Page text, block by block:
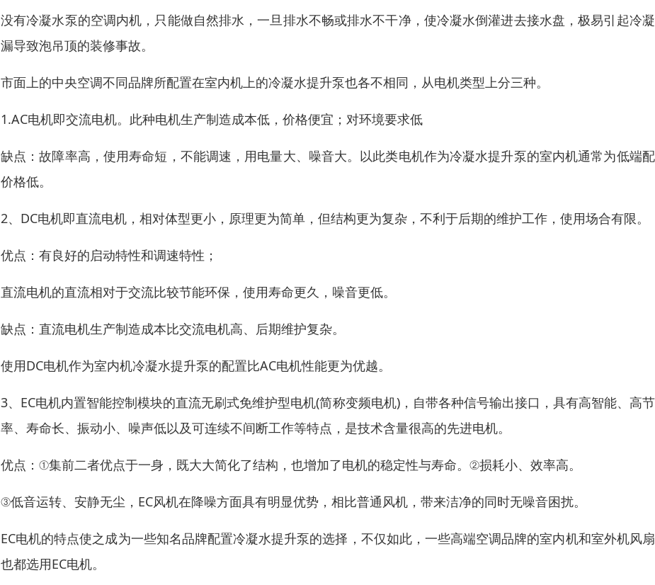
没有冷凝水泵的空调内机，只能做自然排水，一旦排水不畅或排水不干净，使冷凝水倒灌进去接水盘，极易引起冷
漏导致泡吊顶的装修事故。
市面上的中央空调不同品牌所配置在室内机上的冷凝水提升泵也各不相同，从电机类型上分三种。
1.AC电机即交流电机。此种电机生产制造成本低，价格便宜；对环境要求低
缺点：故障率高，使用寿命短，不能调速，用电量大、噪音大。以此类电机作为冷凝水提升泵的室内机通常为低端
价格低。
2、DC电机即直流电机，相对体型更小，原理更为简单，但结构更为复杂，不利于后期的维护工作，使用场合有限。
优点：有良好的启动特性和调速特性；
直流电机的直流相对于交流比较节能环保，使用寿命更久，噪音更低。
缺点：直流电机生产制造成本比交流电机高、后期维护复杂。
使用DC电机作为室内机冷凝水提升泵的配置比AC电机性能更为优越。
3、EC电机内置智能控制模块的直流无刷式免维护型电机(简称变频电机)，自带各种信号输出接口，具有高智能、高
率、寿命长、振动小、噪声低以及可连续不间断工作等特点，是技术含量很高的先进电机。
优点：①集前二者优点于一身，既大大简化了结构，也增加了电机的稳定性与寿命。②损耗小、效率高。
③低音运转、安静无尘，EC风机在降噪方面具有明显优势，相比普通风机，带来洁净的同时无噪音困扰。
EC电机的特点使之成为一些知名品牌配置冷凝水提升泵的选择，不仅如此，一些高端空调品牌的室内机和室外机风
也都选用EC电机。